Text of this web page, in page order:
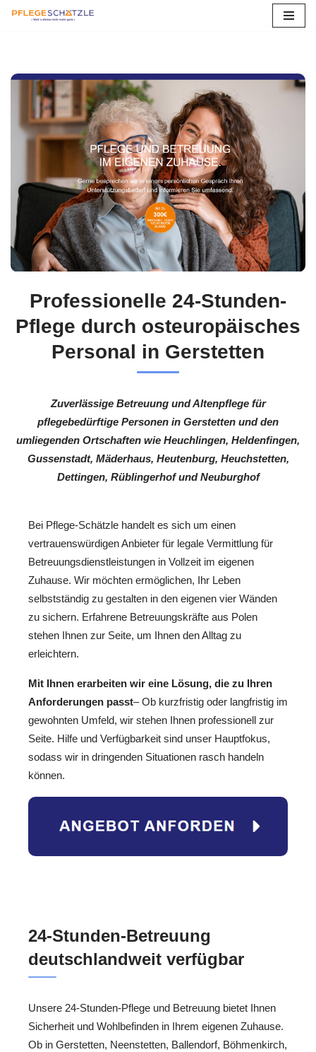
springen
Professionelle 24-Stunden-
Pflege durch osteuropäisches
Personal in Gerstetten
Zuverlässige Betreuung und Altenpflege für
pflegebedürftige Personen in Gerstetten und den
umliegenden Ortschaften wie Heuchlingen, Heldenfingen,
Gussenstadt, Mäderhaus, Heutenburg, Heuchstetten,
Dettingen, Rüblingerhof und Neuburghof
Bei Pflege-Schätzle handelt es sich um einen
vertrauenswürdigen Anbieter für legale Vermittlung für
Betreuungsdienstleistungen in Vollzeit im eigenen
Zuhause. Wir möchten ermöglichen, Ihr Leben
selbstständig zu gestalten in den eigenen vier Wänden
zu sichern. Erfahrene Betreuungskräfte aus Polen
stehen Ihnen zur Seite, um Ihnen den Alltag zu
erleichtern.
Mit Ihnen erarbeiten wir eine Lösung, die zu Ihren
Anforderungen passt– Ob kurzfristig oder langfristig im
gewohnten Umfeld, wir stehen Ihnen professionell zur
Seite. Hilfe und Verfügbarkeit sind unser Hauptfokus,
sodass wir in dringenden Situationen rasch handeln
können.
24-Stunden-Betreuung
deutschlandweit verfügbar
Unsere 24-Stunden-Pflege und Betreuung bietet Ihnen
Sicherheit und Wohlbefinden in Ihrem eigenen Zuhause.
Ob in Gerstetten, Neenstetten, Ballendorf, Böhmenkirch,